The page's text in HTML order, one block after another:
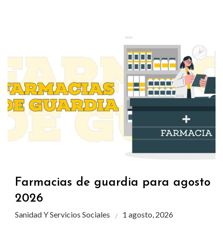
Farmacias de guardia para agosto
2026
Sanidad Y Servicios Sociales 1 agosto, 2026